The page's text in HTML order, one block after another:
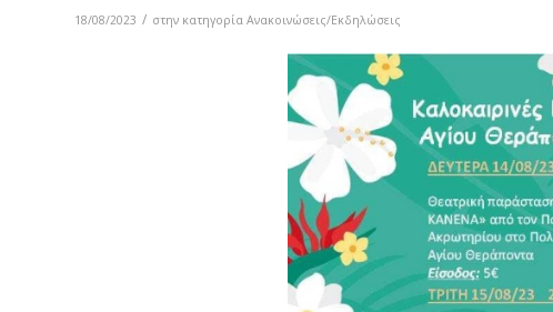
18/08/2023 / στην κατηγορία Ανακοινώσεις/Εκδηλώσεις